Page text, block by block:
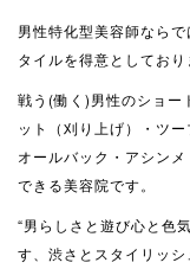
男性特化型美容師なら
タイルを得意としており
戦う(働く)男性のショー
ット（刈り上げ）・ツ
オールバック・アシン
できる美容院です。
“男らしさと遊び心と色
す、渋さとスタイリッ